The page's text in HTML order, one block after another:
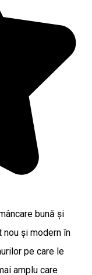
bună și
nou și modern în
pe care le
amplu care